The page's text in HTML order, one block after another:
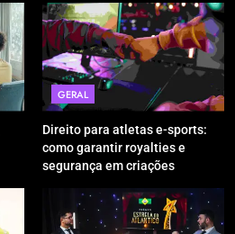
GERAL
Direito para atletas e-sports:
como garantir royalties e
segurança em criações